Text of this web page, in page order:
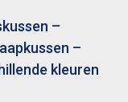
–
–
kleuren